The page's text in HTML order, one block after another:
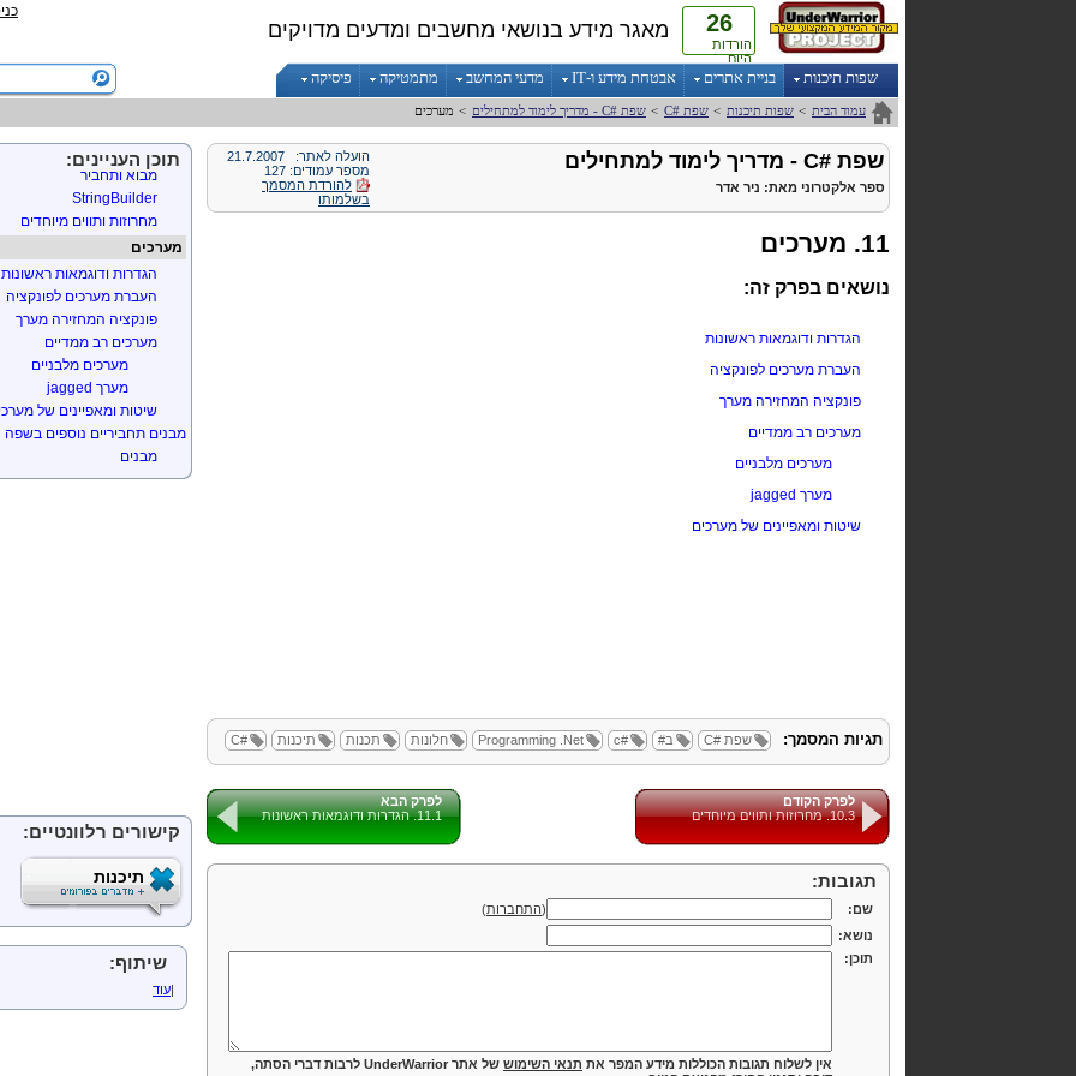
26
הורדות
היום
מאגר מידע בנושאי מחשבים ומדעים מדויקים
שפות תיכנות בניית אתרים אבטחת מידע ו-IT מדעי המחשב מתמטיקה פיסיקה
עמוד הבית > שפות תיכנות > שפת C#
> שפת C# - מדריך לימוד למתחילים > מערכים
הועלה לאתר: 21.7.2007
מספר עמודים: 127
להורדת המסמך
בשלמותו
שפת C# - מדריך לימוד למתחילים
ספר אלקטרוני מאת: ניר אדר
11. מערכים
נושאים בפרק זה:
הגדרות ודוגמאות ראשונות
העברת מערכים לפונקציה
פונקציה המחזירה מערך
מערכים רב ממדיים
מערכים מלבניים
מערך jagged
שיטות ומאפיינים של מערכים
תגיות המסמך: שפת C# ב# c#
.Net
Programming חלונות תכנות תיכנות #C
לפרק הקודם
10.3. מחרוזות ותווים מיוחדים
לפרק הבא
11.1. הגדרות ודוגמאות ראשונות
תגובות:
שם: (התחברות)
נושא:
תוכן:
אין לשלוח תגובות הכוללות מידע המפר את תנאי השימוש
של אתר UnderWarrior לרבות דברי הסתה,
תוכן העניינים:
Properties
משתנים ופונקציות סטטיים
מבנים והעברת פרמטרים
מחרוזות
מבוא ותחביר
StringBuilder
מחרוזות ותווים מיוחדים
מערכים
הגדרות ודוגמאות ראשונות
העברת מערכים לפונקציה
פונקציה המחזירה מערך
מערכים רב ממדיים
מערכים מלבניים
מערך jagged
שיטות ומאפיינים של
מבנים תחביריים נוספים בשפה
מבנים
Enumerations
Casting
Interface
Namespace
interface
Public Properties
קישורים רלוונטיים:
תיכנות
שיתוף:
|עוד